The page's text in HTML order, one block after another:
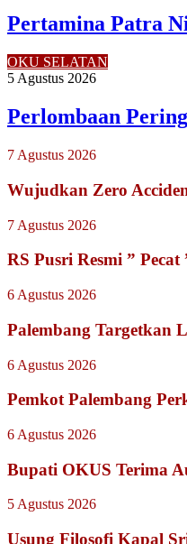
Pertamina Patra
OKU SELATAN
5 Agustus 2026
Perlombaan
7 Agustus 2026
Wujudkan Zero
7 Agustus 2026
RS Pusri Resmi ”
6 Agustus 2026
Palembang Targetkan
6 Agustus 2026
Pemkot Palembang
6 Agustus 2026
Bupati OKUS Terima
5 Agustus 2026
Usung Filosofi Kapal